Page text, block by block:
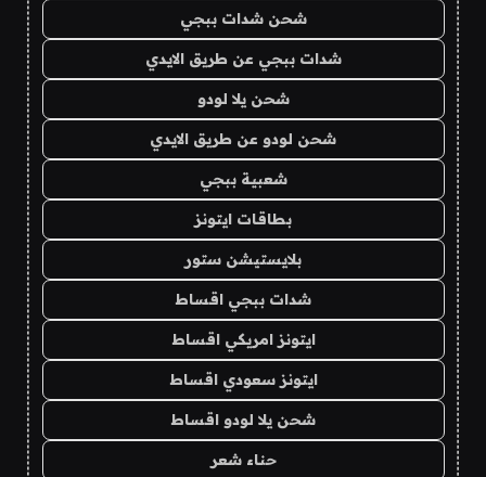
شحن شدات ببجي
شدات ببجي عن طريق الايدي
شحن يلا لودو
شحن لودو عن طريق الايدي
شعبية ببجي
بطاقات ايتونز
بلايستيشن ستور
شدات ببجي اقساط
ايتونز امريكي اقساط
ايتونز سعودي اقساط
شحن يلا لودو اقساط
حناء شعر